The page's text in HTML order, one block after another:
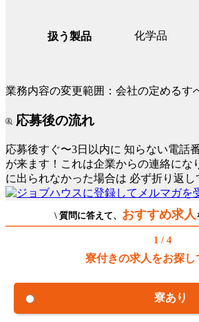
扱う製品 化学品
業務内容の変更範囲：会社の定めるす
応募後の流れ
応募後すぐ〜3日以内に 知らない電話
が来ます！これは企業からの連絡にな
に出られなかった場合は 必ず折り返し
\ 質問に答えて、 おすすめ求人
1 / 4
寮付きの求人をお探し
寮あり